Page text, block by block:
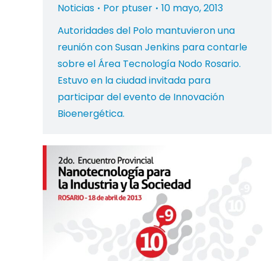
Noticias Por ptuser
10 mayo, 2013
Autoridades del Polo mantuvieron una
reunión con Susan Jenkins para contarle
sobre el Área Tecnología Nodo Rosario.
Estuvo en la ciudad invitada para
participar del evento de Innovación
Bioenergética.